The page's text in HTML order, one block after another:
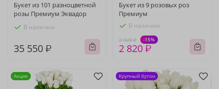
Букет из 101 разноцветной
розы Премиум Эквадор
В наличии
35 550 ₽
Букет из 9 розовых роз
Премиум
В наличии
3 320 ₽ -15%
2 820 ₽
Акция Крупный бутон